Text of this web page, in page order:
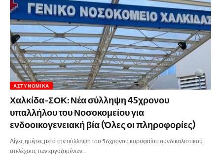
ΑΣΤΥΝΟΜΙΚΆ
Χαλκίδα-ΣΟΚ: Νέα σύλληψη 45χρονου
υπαλλήλου του Νοσοκομείου για
ενδοοικογενειακή βία (Όλες οι πληροφορίες)
Λίγες ημέρες μετά την σύλληψη του 56χρονου κορυφαίου συνδικαλιστικού
στελέχους των εργαζομένων…